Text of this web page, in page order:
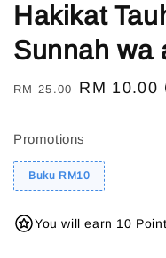
Hakikat
Sunnah wa
Regular
RM 25.00 Sale
RM 10.00
Promotions
Buku RM10
You will earn 10